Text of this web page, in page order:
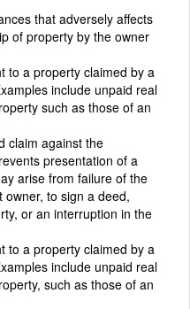
that adversely affects
of property by the owner
to a property claimed by a
include unpaid real
such as those of an
claim against the
presentation of a
arise from failure of the
to sign a deed,
or an interruption in the
to a property claimed by a
include unpaid real
such as those of an